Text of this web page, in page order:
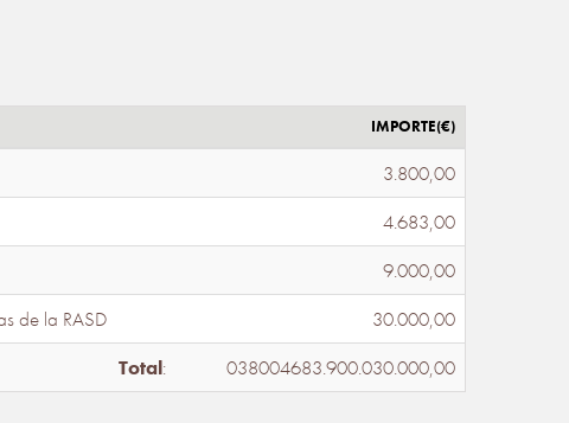
IMPORTE(€)
3.800,00
4.683,00
9.000,00
de la RASD
30.000,00
Total: 038004683.900.030.000,00